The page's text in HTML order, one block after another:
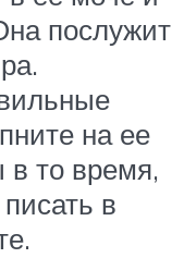
послужит
на ее
в то время,
в